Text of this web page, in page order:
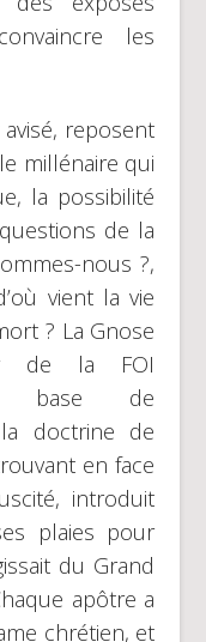
les
reposent
millénaire qui
la possibilité
de la
nous ?,
vient la vie
? La Gnose
de la FOI
base de
la doctrine de
en face
introduit
plaies pour
du Grand
apôtre a
chrétien, et